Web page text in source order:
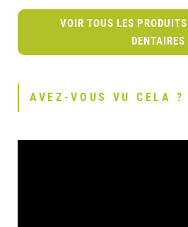
VOIR TOUS LES
DENTAIRES
AVEZ-VOUS VU CELA ?